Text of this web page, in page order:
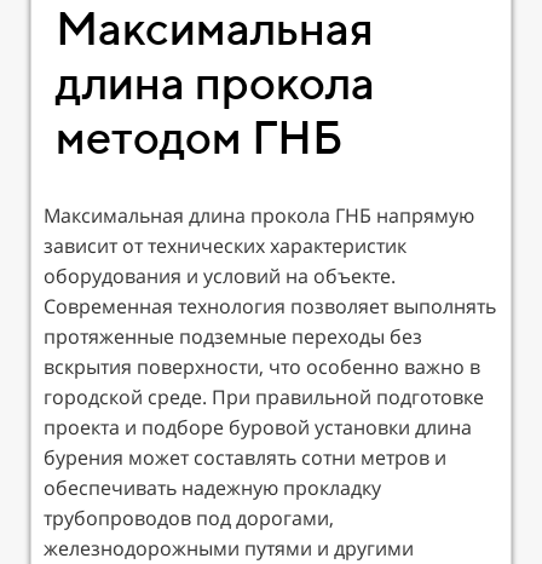
Максимальная
длина прокола
методом ГНБ
Максимальная длина прокола ГНБ напрямую
зависит от технических характеристик
оборудования и условий на объекте.
Современная технология позволяет выполнять
протяженные подземные переходы без
вскрытия поверхности, что особенно важно в
городской среде. При правильной подготовке
проекта и подборе буровой установки длина
бурения может составлять сотни метров и
обеспечивать надежную прокладку
трубопроводов под дорогами,
железнодорожными путями и другими